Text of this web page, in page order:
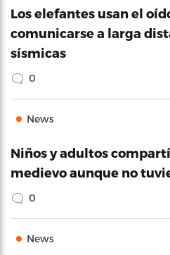
Los elefantes usan el
comunicarse a larga
sísmicas
0
News
Niños y adultos
medievo aunque no
0
News